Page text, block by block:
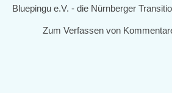
Bluepingu e.V. - die Nürnberger
Zum Verfassen von